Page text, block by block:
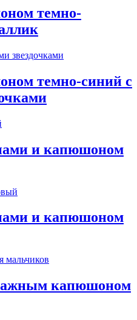
темно-
темно-синий с
и капюшоном
и капюшоном
капюшоном